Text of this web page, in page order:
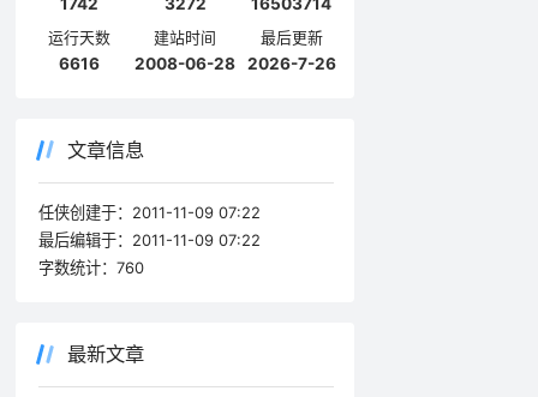
1742
3272
16503714
运行天数
6616
建站时间
2008-06-28
最后更新
2026-7-26
文章信息
任侠创建于： 2011-11-09 07:22
最后编辑于： 2011-11-09 07:22
字数统计： 760
最新文章